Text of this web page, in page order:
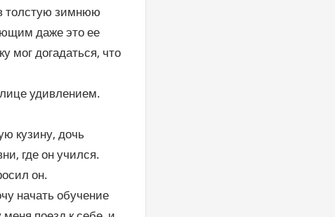
толстую зимнюю
даже это ее
мог догадаться, что
удивлением.
кузину, дочь
где он учился.
он.
начать обучение